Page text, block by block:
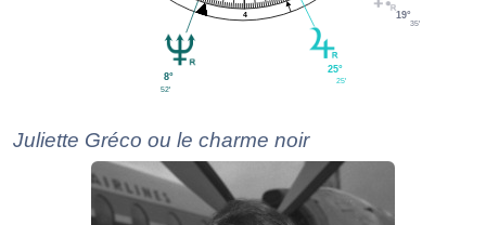
4
8°
52'
25°
25'
19°
35'
Juliette Gréco ou le charme noir